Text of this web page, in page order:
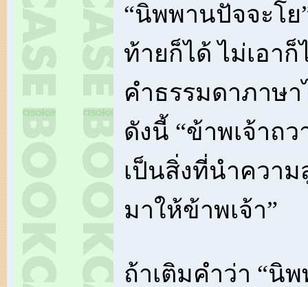
“นิพพานปัจจะโย
ท้ายก็ได้ ไม่เอาก็
คำธรรมดาภาษ
ดังนี้ “ข้าพเจ้าถ
เป็นสิ่งที่นำควา
มาให้ข้าพเจ้า”
ถ้าเติมคำว่า “นิ